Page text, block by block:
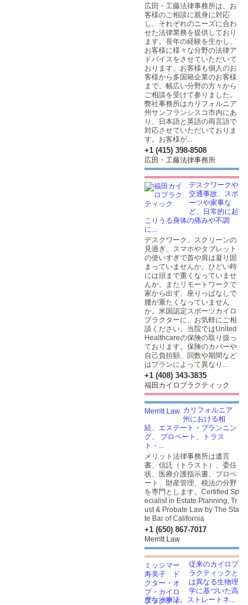
広田・工藤法律事務所は、お
客様のご相談に親身に対応
し、それぞれのニーズに合わ
せた法律業務を提供しており
ます。長年の経験を生かし、
お客様に様々な分野の法律ア
ドバイスをさせていただいて
おります。お客様も個人のお
客様から多国籍企業のお客様
まで、幅広い分野の方々から
ご相談を受けて参りました。
弊社事務所はカリフォルニア
州サンフランシスコ市内にあ
り、日本語と英語の両言語で
対応させていただいておりま
す。お客様が...
+1 (415) 398-8508
広田・工藤法律事務所
デスクワークや
交通事故、スポ
ーツや家事な
ど、日常的に起
こりうる身体の痛みや不調
に...
デスクワーク、スクリーンの
見過ぎ、スマホやタブレット
の使いすぎで首や肩は凝り固
まっていませんか。ひどい時
には頭まで重くなっていませ
んか。またリモートワークで
家から出ず、座りっぱなしで
腰が重たくなっていません
か。米国認定スポーツカイロ
プラクターに、お気軽にご相
談ください。当院ではUnited
Healthcareの保険の取り扱っ
ております。保険のカバーや
自己負担額、回数や期間など
はプランによって異なり...
+1 (408) 343-3835
福田カイロプラクティック
カリフォルニア
州における相
続、エステート・プランニン
グ、 プロベート、トラス
ト・...
メリット法律事務所は遺言
書、信託（トラスト）、委任
状、医療介護指示書、プロベ
ート、財産管理、税法の分野
を専門とします。Certified Sp
ecialist in Estate Planning, Tr
ust & Probate Law by The Sta
te Bar of California
+1 (650) 867-7017
Merritt Law
従来のカイロプ
ラクティックと
は異なる生物理
学に基づいた高
度な治療法。ストレートネ...